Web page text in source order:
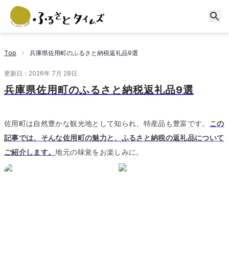
Top 兵庫県佐用町のふるさと納税返礼品9選
更新日： 2026年 7月 28日
兵庫県佐用町のふるさと納税返礼品9選
佐用町は自然豊かな観光地として知られ、特産品も豊富です。 この
記事では、そんな佐用町の魅力と、ふるさと納税の返礼品について
ご紹介します。地元の味覚をお楽しみに。